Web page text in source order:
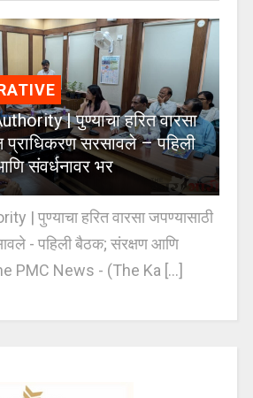
| पुण्याचा हरित वारसा
प्राधिकरण सरसावले – पहिली
संवर्धनावर भर
| पुण्याचा हरित वारसा जपण्यासाठी
- पहिली बैठक; संरक्षण आणि
PMC News - (The Ka [...]